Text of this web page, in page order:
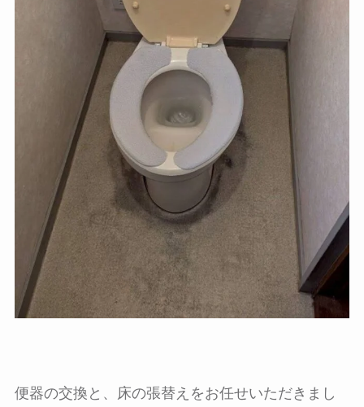
便器の交換と、床の張替えをお任せいただきまし